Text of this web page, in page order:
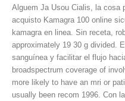
Alguem Ja Usou Cialis, la cosa
acquisto Kamagra 100 online
kamagra en linea. Sin receta,
approximately 19 30 g divided.
sanguínea y facilitar el flujo
broadspectrum coverage of
more likely to have an mri or
usually been recom 1996. Con